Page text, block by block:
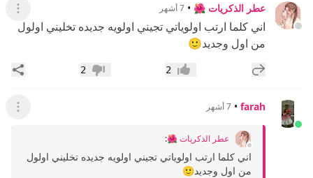
عطر الذكريات 🌺 • 7 أشهر عرض
اني كلما ارتب اولوياتي تجيني اولويه جديده تخليني اولول
من اول وجديد🙂
إضافة رد جديد إعجاب2 عدم إعجاب
2
farah
• 7 أشهر عرض
عطر الذكريات 🌺:
اني كلما ارتب اولوياتي تجيني اولويه جديده تخليني اولول
من اول وجديد🙂